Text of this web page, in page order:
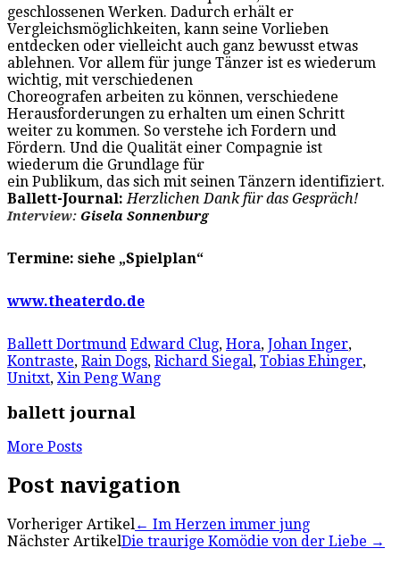
geschlossenen Werken. Dadurch erhält er
Vergleichsmöglichkeiten, kann seine Vorlieben
entdecken oder vielleicht auch ganz bewusst etwas
ablehnen. Vor allem für junge Tänzer ist es wiederum
wichtig, mit verschiedenen
Choreografen arbeiten zu können, verschiedene
Herausforderungen zu erhalten um einen Schritt
weiter zu kommen. So verstehe ich Fordern und
Fördern. Und die Qualität einer Compagnie ist
wiederum die Grundlage für
ein Publikum, das sich mit seinen Tänzern identifiziert.
Ballett-Journal: Herzlichen Dank für das Gespräch!
Interview: Gisela Sonnenburg
Termine: siehe „Spielplan“
www.theaterdo.de
Ballett Dortmund Edward Clug, Hora, Johan Inger,
Kontraste, Rain Dogs, Richard Siegal, Tobias Ehinger,
Unitxt, Xin Peng Wang
ballett journal
More Posts
Post navigation
Vorheriger Artikel← Im Herzen immer jung
Nächster ArtikelDie traurige Komödie von der Liebe →